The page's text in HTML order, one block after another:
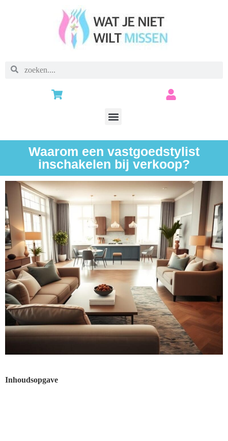
Waarom een vastgoedstylist
inschakelen bij verkoop?
Inhoudsopgave